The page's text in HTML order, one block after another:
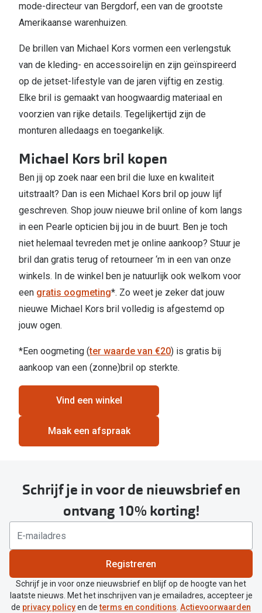
mode-directeur van Bergdorf, een van de grootste
Amerikaanse warenhuizen.
De brillen van Michael Kors vormen een verlengstuk
van de kleding- en accessoirelijn en zijn geïnspireerd
op de jetset-lifestyle van de jaren vijftig en zestig.
Elke bril is gemaakt van hoogwaardig materiaal en
voorzien van rijke details. Tegelijkertijd zijn de
monturen alledaags en toegankelijk.
Michael Kors bril kopen
Ben jij op zoek naar een bril die luxe en kwaliteit
uitstraalt? Dan is een Michael Kors bril op jouw lijf
geschreven. Shop jouw nieuwe bril online of kom langs
in een Pearle opticien bij jou in de buurt. Ben je toch
niet helemaal tevreden met je online aankoop? Stuur je
bril dan gratis terug of retourneer ‘m in een van onze
winkels. In de winkel ben je natuurlijk ook welkom voor
een gratis oogmeting*. Zo weet je zeker dat jouw
nieuwe Michael Kors bril volledig is afgestemd op
jouw ogen.
*Een oogmeting (ter waarde van €20) is gratis bij
aankoop van een (zonne)bril op sterkte.
Vind een winkel
Maak een afspraak
Schrijf je in voor de nieuwsbrief en
ontvang 10% korting!
Registreren
Schrijf je in voor onze nieuwsbrief en blijf op de hoogte van het
laatste nieuws. Met het inschrijven van je emailadres, accepteer je
de privacy policyen determs en conditions. Actievoorwaarden